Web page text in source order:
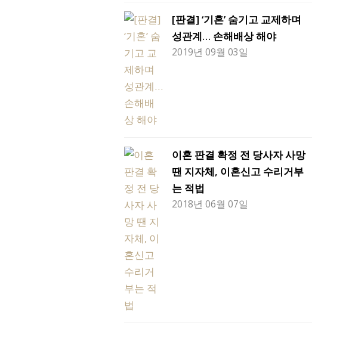
[판결] ‘기혼’ 숨기고 교제하며
성관계… 손해배상 해야
2019년 09월 03일
이혼 판결 확정 전 당사자 사망
땐 지자체, 이혼신고 수리거부
는 적법
2018년 06월 07일